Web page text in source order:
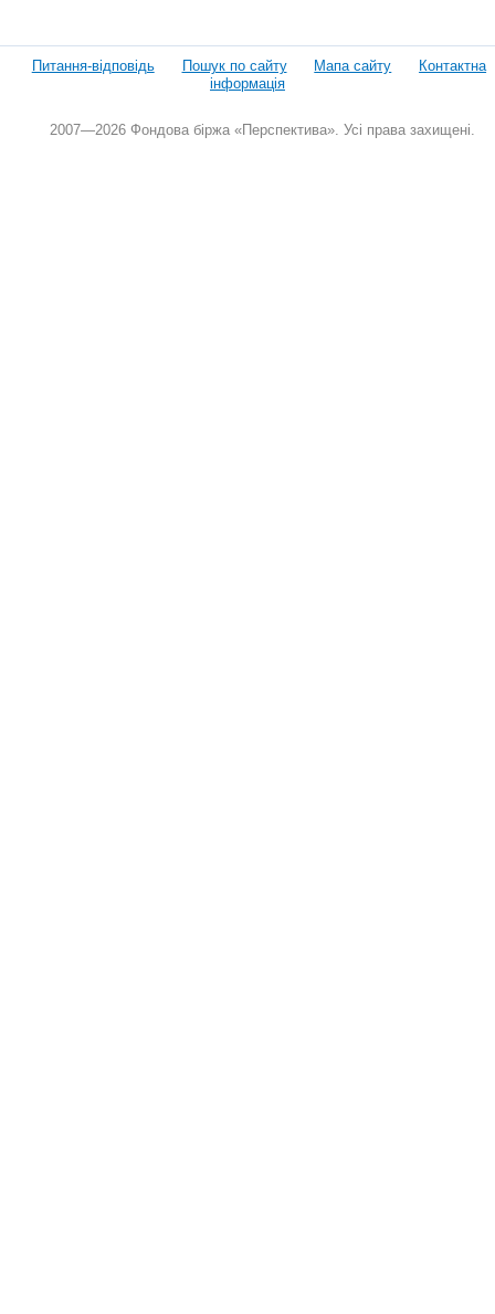
Питання-відповідь Пошук по сайту Мапа сайту
Контактна
інформація
2007—2026 Фондова біржа «Перспектива». Усі права захищені.